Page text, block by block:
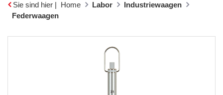
Sie sind hier | Home Labor
Industriewaagen
Federwaagen